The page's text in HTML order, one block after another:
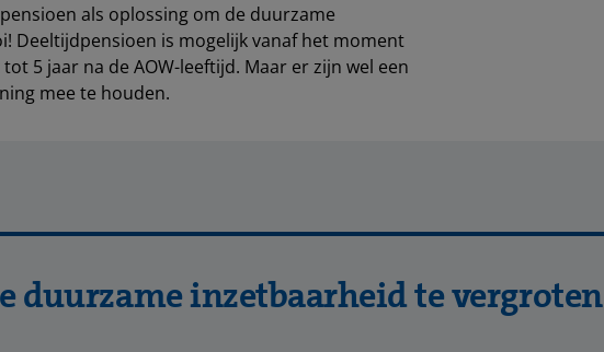
als oplossing om de duurzame
Deeltijdpensioen is mogelijk vanaf het moment
5 jaar na de AOW-leeftijd. Maar er zijn wel een
mee te houden.
duurzame inzetbaarheid te vergroten